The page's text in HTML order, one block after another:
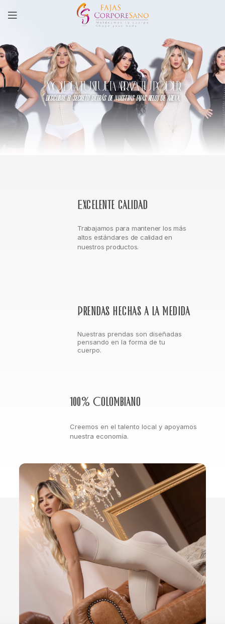
MOLDEA TU SILUETA, ABRAZA TU PODER
descubre el secreto detrás de nuestras fajas reloj de arena.
Excelente calidad
Trabajamos para mantener los más
altos estándares de calidad en
nuestros productos.
Prendas hechas a la medida
Nuestras prendas son diseñadas
pensando en la forma de tu
cuerpo.
100% Colombiano
Creemos en el talento local y apoyamos
nuestra economía.